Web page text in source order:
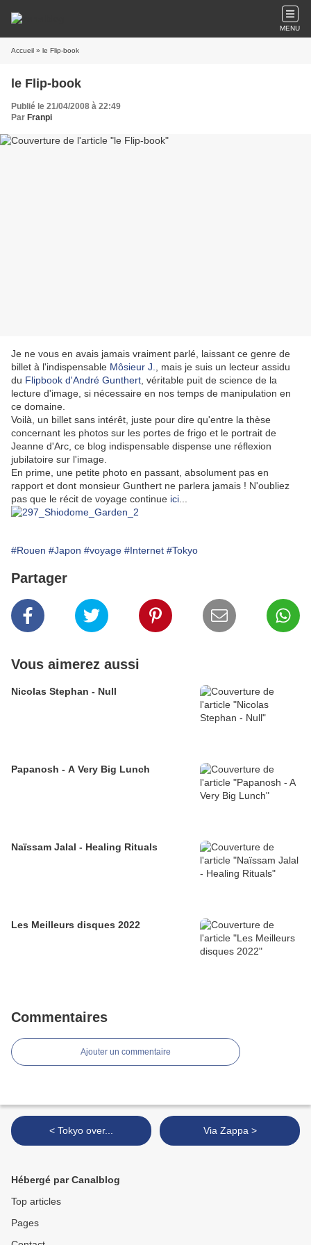
MENU
Accueil » le Flip-book
le Flip-book
Publié le 21/04/2008 à 22:49
Par Franpi
Je ne vous en avais jamais vraiment parlé, laissant ce genre de
billet à l'indispensable Môsieur J.
, mais je suis un lecteur assidu
du Flipbook d'André Gunthert , véritable puit de science de la
lecture d'image, si nécessaire en nos temps de manipulation en
ce domaine.
Voilà, un billet sans intérêt, juste pour dire qu'entre la thèse
concernant les photos sur les portes de frigo et le portrait de
Jeanne d'Arc, ce blog indispensable dispense une réflexion
jubilatoire sur l'image.
En prime, une petite photo en passant, absolument pas en
rapport et dont monsieur Gunthert ne parlera jamais ! N'oubliez
pas que le récit de voyage continue ici
#Rouen #Japon #voyage #Internet #Tokyo
Partager
Vous aimerez aussi
Nicolas Stephan - Null
Papanosh - A Very Big Lunch
Naïssam Jalal - Healing Rituals
Les Meilleurs disques 2022
Commentaires
Ajouter un commentaire
< Tokyo over... Via Zappa >
Hébergé par Canalblog
Top articles
Pages